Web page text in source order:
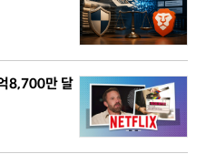
8,700만 달